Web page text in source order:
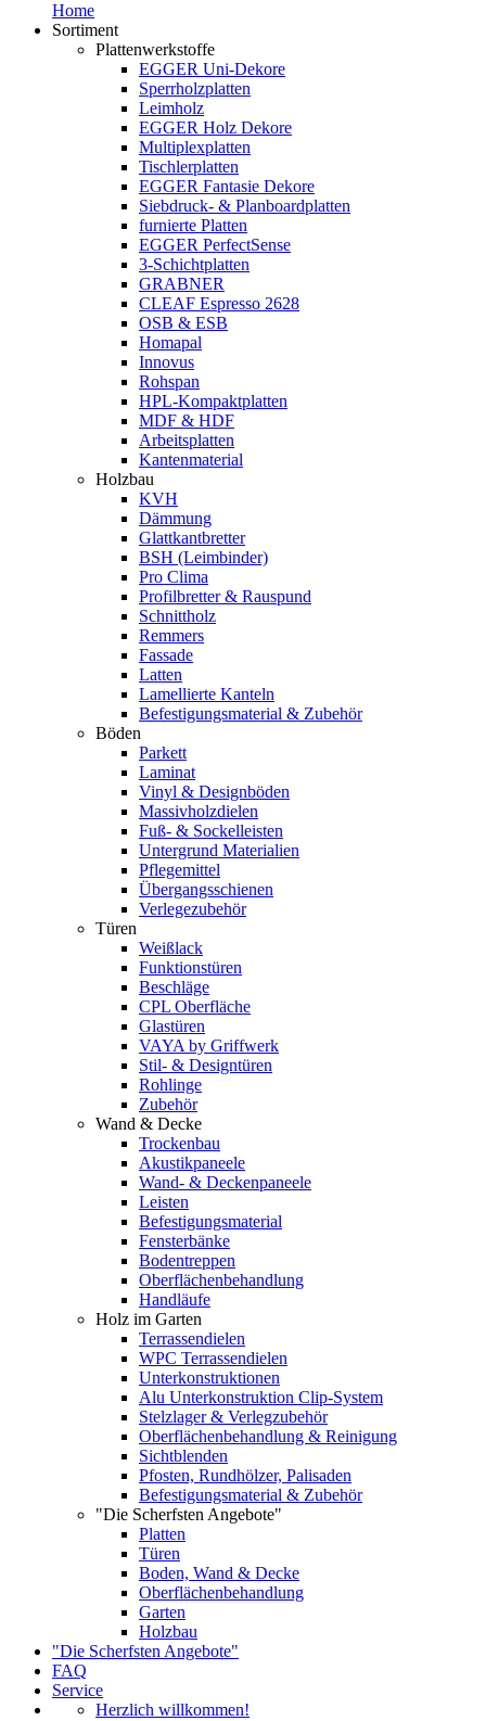
Home
Sortiment
Plattenwerkstoffe
EGGER Uni-Dekore
Sperrholzplatten
Leimholz
EGGER Holz Dekore
Multiplexplatten
Tischlerplatten
EGGER Fantasie Dekore
Siebdruck- & Planboardplatten
furnierte Platten
EGGER PerfectSense
3-Schichtplatten
GRABNER
CLEAF Espresso 2628
OSB & ESB
Homapal
Innovus
Rohspan
HPL-Kompaktplatten
MDF & HDF
Arbeitsplatten
Kantenmaterial
Holzbau
KVH
Dämmung
Glattkantbretter
BSH (Leimbinder)
Pro Clima
Profilbretter & Rauspund
Schnittholz
Remmers
Fassade
Latten
Lamellierte Kanteln
Befestigungsmaterial & Zubehör
Böden
Parkett
Laminat
Vinyl & Designböden
Massivholzdielen
Fuß- & Sockelleisten
Untergrund Materialien
Pflegemittel
Übergangsschienen
Verlegezubehör
Türen
Weißlack
Funktionstüren
Beschläge
CPL Oberfläche
Glastüren
VAYA by Griffwerk
Stil- & Designtüren
Rohlinge
Zubehör
Wand & Decke
Trockenbau
Akustikpaneele
Wand- & Deckenpaneele
Leisten
Befestigungsmaterial
Fensterbänke
Bodentreppen
Oberflächenbehandlung
Handläufe
Holz im Garten
Terrassendielen
WPC Terrassendielen
Unterkonstruktionen
Alu Unterkonstruktion Clip-System
Stelzlager & Verlegzubehör
Oberflächenbehandlung & Reinigung
Sichtblenden
Pfosten, Rundhölzer, Palisaden
Befestigungsmaterial & Zubehör
"Die Scherfsten Angebote"
Platten
Türen
Boden, Wand & Decke
Oberflächenbehandlung
Garten
Holzbau
"Die Scherfsten Angebote"
FAQ
Service
Herzlich willkommen!